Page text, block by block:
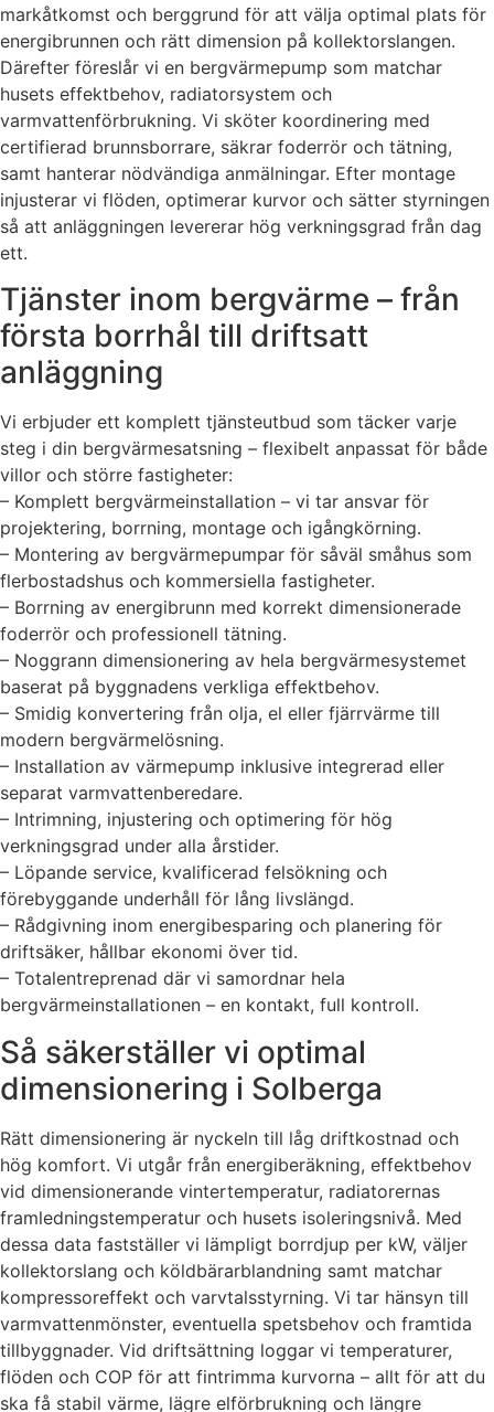
markåtkomst och berggrund för att välja optimal plats för
energibrunnen och rätt dimension på kollektorslangen.
Därefter föreslår vi en bergvärmepump som matchar
husets effektbehov, radiatorsystem och
varmvattenförbrukning. Vi sköter koordinering med
certifierad brunnsborrare, säkrar foderrör och tätning,
samt hanterar nödvändiga anmälningar. Efter montage
injusterar vi flöden, optimerar kurvor och sätter styrningen
så att anläggningen levererar hög verkningsgrad från dag
ett.
Tjänster inom bergvärme – från
första borrhål till driftsatt
anläggning
Vi erbjuder ett komplett tjänsteutbud som täcker varje
steg i din bergvärmesatsning – flexibelt anpassat för både
villor och större fastigheter:
– Komplett bergvärmeinstallation – vi tar ansvar för
projektering, borrning, montage och igångkörning.
– Montering av bergvärmepumpar för såväl småhus som
flerbostadshus och kommersiella fastigheter.
– Borrning av energibrunn med korrekt dimensionerade
foderrör och professionell tätning.
– Noggrann dimensionering av hela bergvärmesystemet
baserat på byggnadens verkliga effektbehov.
– Smidig konvertering från olja, el eller fjärrvärme till
modern bergvärmelösning.
– Installation av värmepump inklusive integrerad eller
separat varmvattenberedare.
– Intrimning, injustering och optimering för hög
verkningsgrad under alla årstider.
– Löpande service, kvalificerad felsökning och
förebyggande underhåll för lång livslängd.
– Rådgivning inom energibesparing och planering för
driftsäker, hållbar ekonomi över tid.
– Totalentreprenad där vi samordnar hela
bergvärmeinstallationen – en kontakt, full kontroll.
Så säkerställer vi optimal
dimensionering i Solberga
Rätt dimensionering är nyckeln till låg driftkostnad och
hög komfort. Vi utgår från energiberäkning, effektbehov
vid dimensionerande vintertemperatur, radiatorernas
framledningstemperatur och husets isoleringsnivå. Med
dessa data fastställer vi lämpligt borrdjup per kW, väljer
kollektorslang och köldbärarblandning samt matchar
kompressoreffekt och varvtalsstyrning. Vi tar hänsyn till
varmvattenmönster, eventuella spetsbehov och framtida
tillbyggnader. Vid driftsättning loggar vi temperaturer,
flöden och COP för att fintrimma kurvorna – allt för att du
ska få stabil värme, lägre elförbrukning och längre